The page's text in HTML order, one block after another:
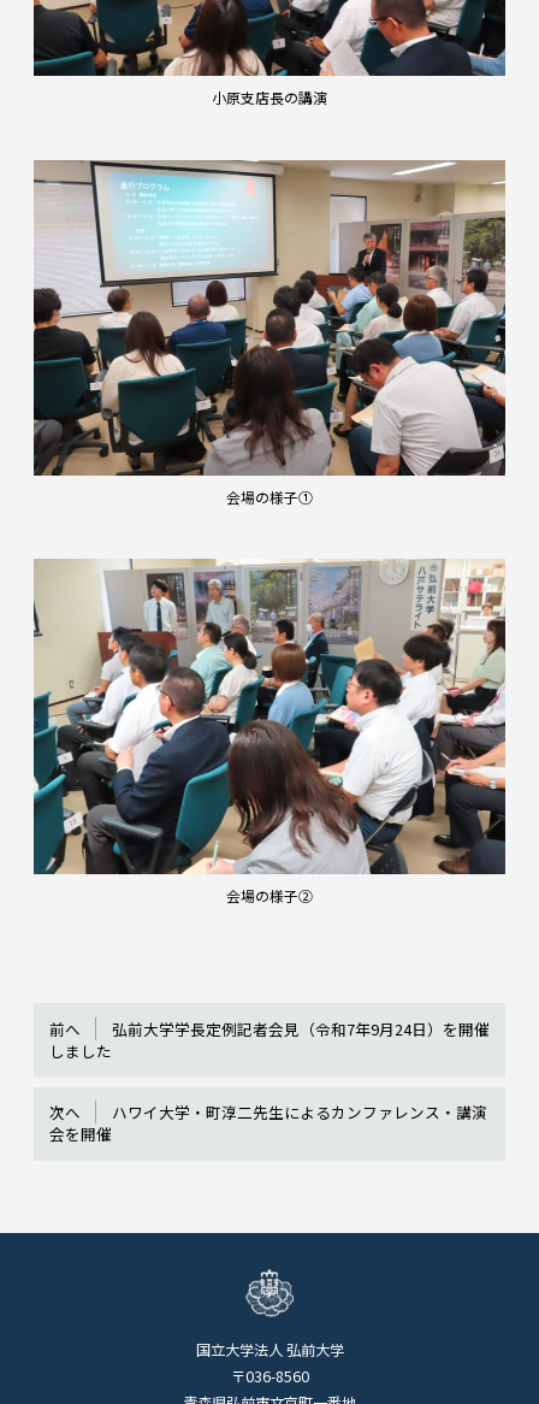
小原支店長の講演
会場の様子①
会場の様子②
前へ
弘前大学学長定例記者会見（令和7年9月24日）を開催
しました
次へ
ハワイ大学・町淳二先生によるカンファレンス・講演
会を開催
国立大学法人 弘前大学
〒036-8560